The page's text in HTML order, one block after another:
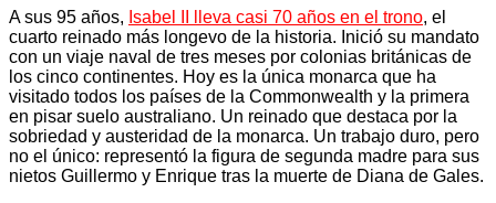
A sus 95 años, Isabel II lleva casi 70 años en el trono, el
cuarto reinado más longevo de la historia. Inició su mandato
con un viaje naval de tres meses por colonias británicas de
los cinco continentes. Hoy es la única monarca que ha
visitado todos los países de la Commonwealth y la primera
en pisar suelo australiano. Un reinado que destaca por la
sobriedad y austeridad de la monarca. Un trabajo duro, pero
no el único: representó la figura de segunda madre para sus
nietos Guillermo y Enrique tras la muerte de Diana de Gales.